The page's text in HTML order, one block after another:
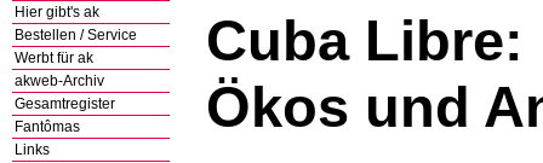
Hier gibt's ak
Bestellen / Service
Werbt für ak
akweb-Archiv
Gesamtregister
Fantômas
Links
Cuba Libre:
Ökos und